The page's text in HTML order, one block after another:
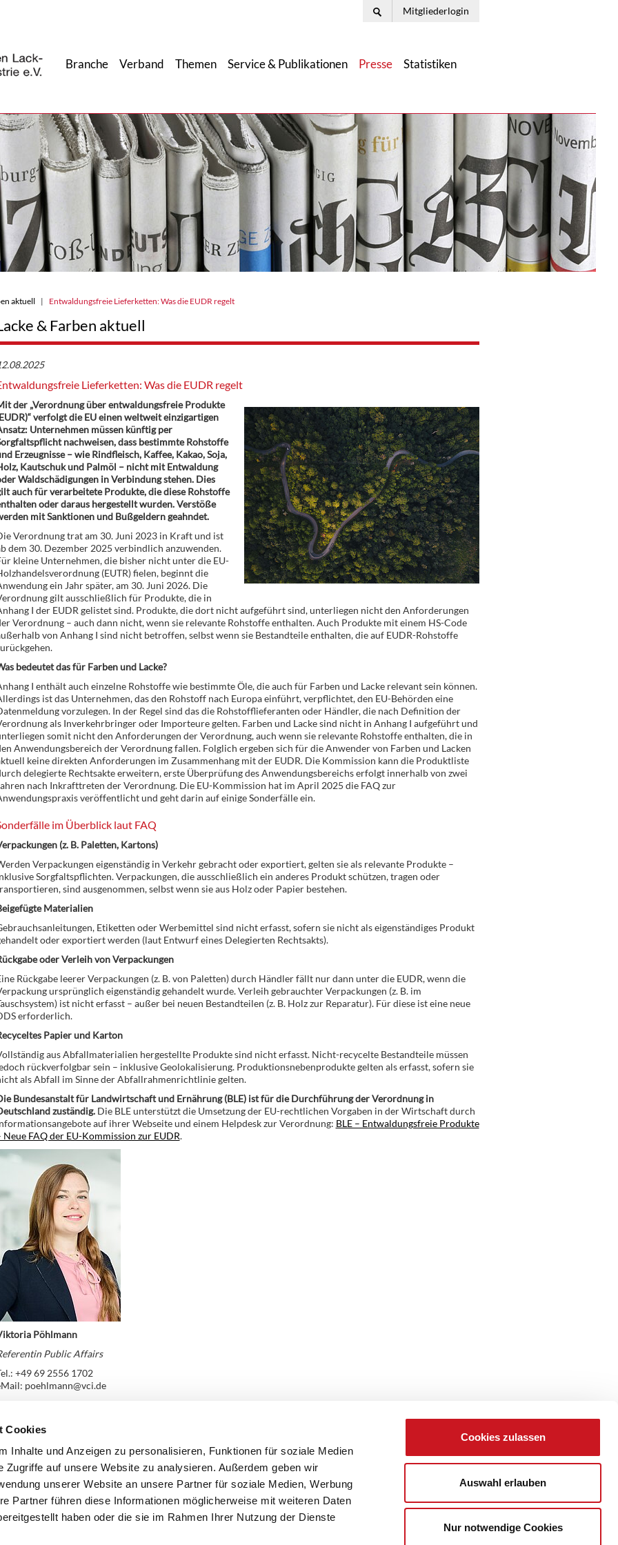
Cookies
Inhalte und Anzeigen zu personalisieren, Funktionen für soziale Medien
Zugriffe auf unsere Website zu analysieren. Außerdem geben wir
unserer Website an unsere Partner für soziale Medien, Werbung
Partner führen diese Informationen möglicherweise mit weiteren Daten
haben oder die sie im Rahmen Ihrer Nutzung der Dienste
Cookies zulassen
Auswahl erlauben
Nur notwendige Cookies
Mitgliederlogin
Branche Verband Themen Service & Publikationen Presse Statistiken
aktuell Entwaldungsfreie Lieferketten: Was die EUDR regelt
& Farben aktuell
Lieferketten: Was die EUDR regelt
der „Verordnung über entwaldungsfreie Produkte
verfolgt die EU einen weltweit einzigartigen
Unternehmen müssen künftig per
nachweisen, dass bestimmte Rohstoffe
Erzeugnisse – wie Rindfleisch, Kaffee, Kakao, Soja,
Kautschuk und Palmöl – nicht mit Entwaldung
Waldschädigungen in Verbindung stehen. Dies
auch für verarbeitete Produkte, die diese Rohstoffe
oder daraus hergestellt wurden. Verstöße
mit Sanktionen und Bußgeldern geahndet.
Verordnung trat am 30. Juni 2023 in Kraft und ist
dem 30. Dezember 2025 verbindlich anzuwenden.
kleine Unternehmen, die bisher nicht unter die EU-
(EUTR) fielen, beginnt die
ein Jahr später, am 30. Juni 2026. Die
gilt ausschließlich für Produkte, die in
I der EUDR gelistet sind. Produkte, die dort nicht aufgeführt sind, unterliegen nicht den Anforderungen
Verordnung – auch dann nicht, wenn sie relevante Rohstoffe enthalten. Auch Produkte mit einem HS-Code
von Anhang I sind nicht betroffen, selbst wenn sie Bestandteile enthalten, die auf EUDR-Rohstoffe
bedeutet das für Farben und Lacke?
I enthält auch einzelne Rohstoffe wie bestimmte Öle, die auch für Farben und Lacke relevant sein können.
ist das Unternehmen, das den Rohstoff nach Europa einführt, verpflichtet, den EU-Behörden eine
vorzulegen. In der Regel sind das die Rohstofflieferanten oder Händler, die nach Definition der
als Inverkehrbringer oder Importeure gelten. Farben und Lacke sind nicht in Anhang I aufgeführt und
somit nicht den Anforderungen der Verordnung, auch wenn sie relevante Rohstoffe enthalten, die in
Anwendungsbereich der Verordnung fallen. Folglich ergeben sich für die Anwender von Farben und Lacken
keine direkten Anforderungen im Zusammenhang mit der EUDR. Die Kommission kann die Produktliste
delegierte Rechtsakte erweitern, erste Überprüfung des Anwendungsbereichs erfolgt innerhalb von zwei
nach Inkrafttreten der Verordnung. Die EU-Kommission hat im April 2025 die FAQ zur
veröffentlicht und geht darin auf einige Sonderfälle ein.
im Überblick laut FAQ
(z. B. Paletten, Kartons)
Verpackungen eigenständig in Verkehr gebracht oder exportiert, gelten sie als relevante Produkte –
Sorgfaltspflichten. Verpackungen, die ausschließlich ein anderes Produkt schützen, tragen oder
sind ausgenommen, selbst wenn sie aus Holz oder Papier bestehen.
Materialien
Etiketten oder Werbemittel sind nicht erfasst, sofern sie nicht als eigenständiges Produkt
oder exportiert werden (laut Entwurf eines Delegierten Rechtsakts).
oder Verleih von Verpackungen
Rückgabe leerer Verpackungen (z. B. von Paletten) durch Händler fällt nur dann unter die EUDR, wenn die
ursprünglich eigenständig gehandelt wurde. Verleih gebrauchter Verpackungen (z. B. im
ist nicht erfasst – außer bei neuen Bestandteilen (z. B. Holz zur Reparatur). Für diese ist eine neue
erforderlich.
Papier und Karton
aus Abfallmaterialien hergestellte Produkte sind nicht erfasst. Nicht-recycelte Bestandteile müssen
rückverfolgbar sein – inklusive Geolokalisierung. Produktionsnebenprodukte gelten als erfasst, sofern sie
als Abfall im Sinne der Abfallrahmenrichtlinie gelten.
Bundesanstalt für Landwirtschaft und Ernährung (BLE) ist für die Durchführung der Verordnung in
zuständig.Die BLE unterstützt die Umsetzung der EU-rechtlichen Vorgaben in der Wirtschaft durch
auf ihrer Webseite und einem Helpdesk zur Verordnung: BLE – Entwaldungsfreie Produkte
Neue FAQ der EU-Kommission zur EUDR.
Pöhlmann
Public Affairs
+49 69 2556 1702
poehlmann@vci.de
Zurück